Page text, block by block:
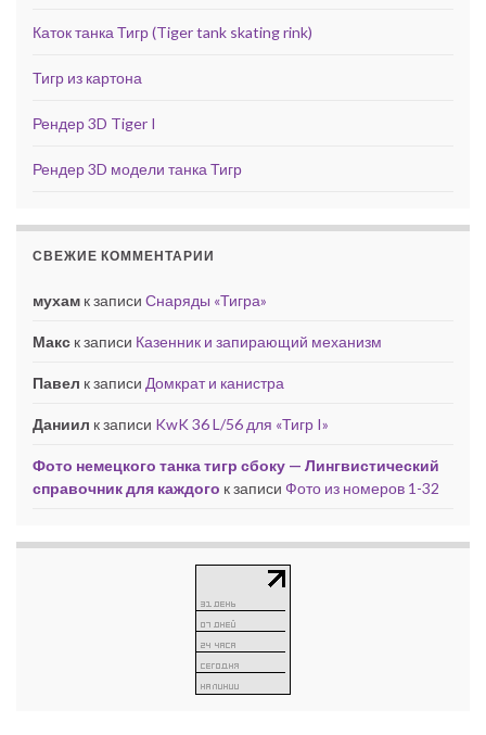
Каток танка Тигр (Tiger tank skating rink)
Тигр из картона
Рендер 3D Tiger I
Рендер 3D модели танка Тигр
СВЕЖИЕ КОММЕНТАРИИ
мухам к записи Снаряды «Тигра»
Макс к записи Казенник и запирающий механизм
Павел к записи Домкрат и канистра
Даниил к записи KwK 36 L/56 для «Тигр I»
Фото немецкого танка тигр сбоку — Лингвистический
справочник для каждого к записи Фото из номеров 1-32